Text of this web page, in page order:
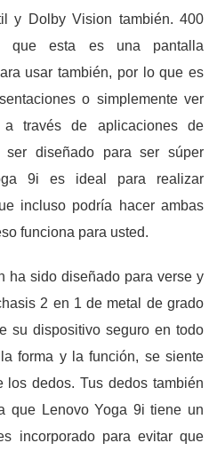
y Dolby Vision también. 400
que esta es una pantalla
usar también, por lo que es
o simplemente ver
a través de aplicaciones de
ser diseñado para ser súper
9i es ideal para realizar
incluso podría hacer ambas
funciona para usted.
ha sido diseñado para verse y
2 en 1 de metal de grado
su dispositivo seguro en todo
forma y la función, se siente
dedos. Tus dedos también
que Lenovo Yoga 9i tiene un
incorporado para evitar que